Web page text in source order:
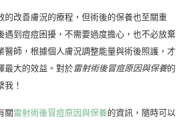
的改善膚況的療程，但術後的保養也至關重
遇到痘痘困擾，不需要過度擔心，也不必放棄
醫師，根據個人膚況調整能量與術後照護，才
最大的效益。對於雷射術後冒痘原因與保養的
我！
關 雷射術後冒痘原因與保養的資訊，隨時可以